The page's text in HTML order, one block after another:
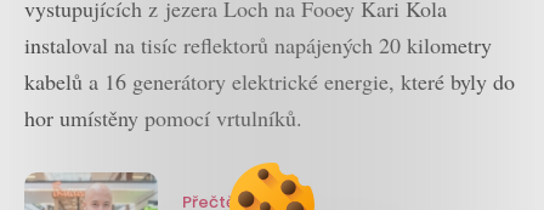
vystupujících z jezera Loch na Fooey Kari Kola
instaloval na tisíc reflektorů napájených 20 kilometry
kabelů a 16 generátory elektrické energie, které byly do
hor umístěny pomocí vrtulníků.
Přečtěte si také